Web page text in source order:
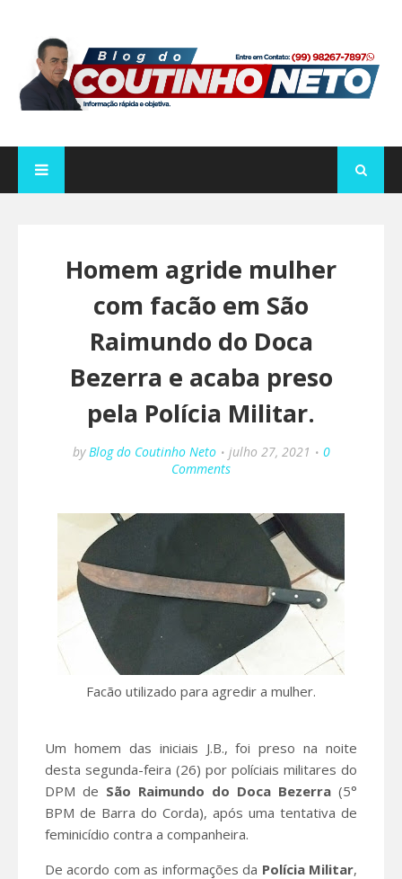
Homem agride mulher
com facão em São
Raimundo do Doca
Bezerra e acaba preso
pela Polícia Militar.
by Blog do Coutinho Neto julho 27, 2021
0
Comments
Facão utilizado para agredir a mulher.
Um homem das iniciais J.B., foi preso na noite
desta segunda-feira (26) por políciais militares do
DPM de São Raimundo do Doca Bezerra (5°
BPM de Barra do Corda), após uma tentativa de
feminicídio contra a companheira.
De acordo com as informações da Polícia Militar,